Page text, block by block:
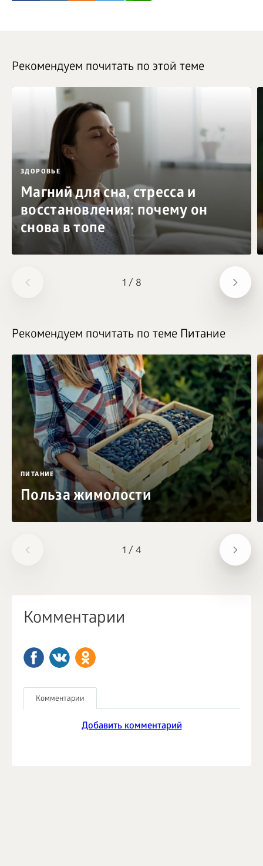
1 / 8
Рекомендуем почитать по этой теме
ЗДОРОВЬЕ
Магний для сна, стресса и
восстановления: почему он
снова в топе
1 / 4
Рекомендуем почитать по теме Питание
ПИТАНИЕ
Польза жимолости
Комментарии
Комментарии
Добавить комментарий